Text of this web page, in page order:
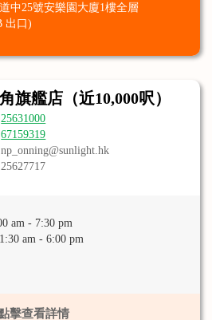
中25號安樂園大廈1樓全層
出口)
旗艦店（近10,000呎）
25631000
67159319
np_onning@sunlight.hk
25627717
am - 7:30 pm
am - 6:00 pm
擊查看詳情